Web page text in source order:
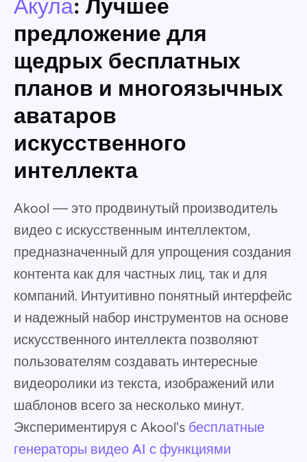
Акула: Лучшее
предложение для
щедрых бесплатных
планов и многоязычных
аватаров
искусственного
интеллекта
Akool — это продвинутый производитель
видео с искусственным интеллектом,
предназначенный для упрощения создания
контента как для частных лиц, так и для
компаний. Интуитивно понятный интерфейс
и надежный набор инструментов на основе
искусственного интеллекта позволяют
пользователям создавать интересные
видеоролики из текста, изображений или
шаблонов всего за несколько минут.
Экспериментируя с Akool's бесплатные
генераторы видео AI с функциями